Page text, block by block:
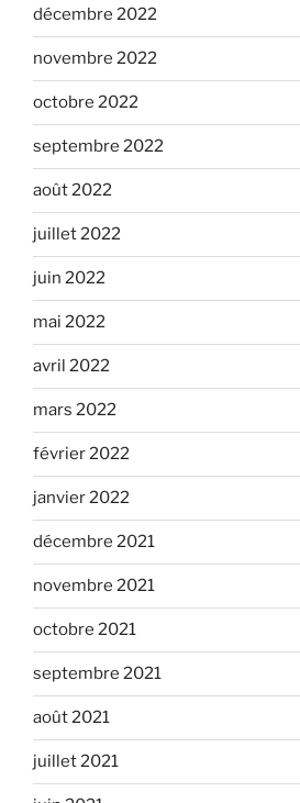
décembre 2022
novembre 2022
octobre 2022
septembre 2022
août 2022
juillet 2022
juin 2022
mai 2022
avril 2022
mars 2022
février 2022
janvier 2022
décembre 2021
novembre 2021
octobre 2021
septembre 2021
août 2021
juillet 2021